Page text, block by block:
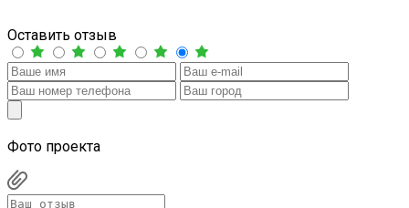
Оставить отзыв
Фото проекта